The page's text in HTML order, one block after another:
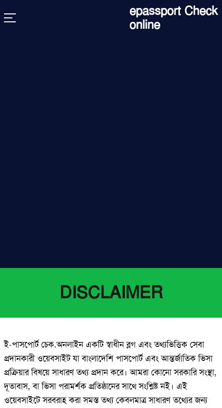
to
epassport Check
online
DISCLAIMER
ই-পাসপোর্ট চেক.অনলাইন একটি স্বাধীন ব্লগ এবং তথ্যভিত্তিক সেবা
প্রদানকারী ওয়েবসাইট যা বাংলাদেশি পাসপোর্ট এবং আন্তর্জাতিক ভিসা
প্রক্রিয়ার বিষয়ে সাধারণ তথ্য প্রদান করে। আমরা কোনো সরকারি সংস্থা,
দূতাবাস, বা ভিসা পরামর্শক প্রতিষ্ঠানের সাথে সংশ্লিষ্ট নই। এই
ওয়েবসাইটে সরবরাহ করা সমস্ত তথ্য কেবলমাত্র সাধারণ তথ্যের জন্য